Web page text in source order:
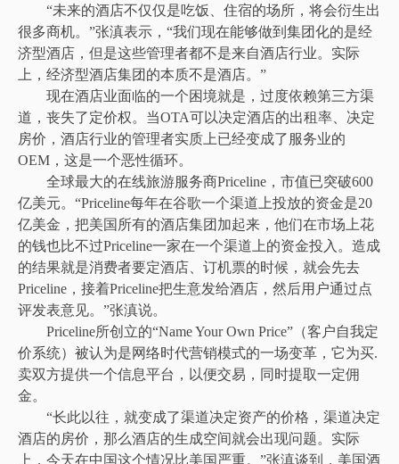
“未来的酒店不仅仅是吃饭、住宿的场所，将会衍生出
很多商机。”张滇表示，“我们现在能够做到集团化的是经
济型酒店，但是这些管理者都不是来自酒店行业。实际
上，经济型酒店集团的本质不是酒店。”
现在酒店业面临的一个困境就是，过度依赖第三方渠
道，丧失了定价权。当OTA可以决定酒店的出租率、决定
房价，酒店行业的管理者实质上已经变成了服务业的
OEM，这是一个恶性循环。
全球最大的在线旅游服务商Priceline，市值已突破600
亿美元。“Priceline每年在谷歌一个渠道上投放的资金是20
亿美金，把美国所有的酒店集团加起来，他们在市场上花
的钱也比不过Priceline一家在一个渠道上的资金投入。造成
的结果就是消费者要定酒店、订机票的时候，就会先去
Priceline，接着Priceline把生意发给酒店，然后用户通过点
评发表意见。”张滇说。
Priceline所创立的“Name Your Own Price”（客户自我定
价系统）被认为是网络时代营销模式的一场变革，它为买.
卖双方提供一个信息平台，以便交易，同时提取一定佣
金。
“长此以往，就变成了渠道决定资产的价格，渠道决定
酒店的房价，那么酒店的生成空间就会出现问题。实际
上，今天在中国这个情况比美国严重。”张滇谈到，美国酒